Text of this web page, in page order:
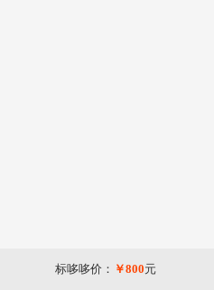
标哆哆价： ￥800元